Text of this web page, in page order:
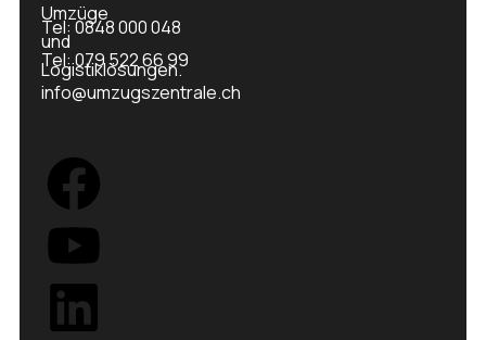
Umzüge
und
Logistiklösungen.
Tel: 0848 000 048
Tel: 079 522 66 99
info@umzugszentrale.ch